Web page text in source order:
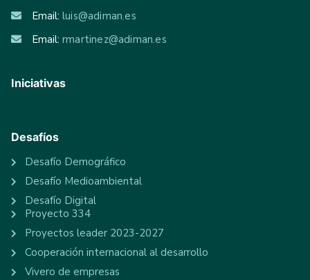
Email: luis@adiman.es
Email: rmartinez@adiman.es
Iniciativas
Desafíos
Desafío Demográfico
Desafío Medioambiental
Desafío Digital
Proyecto 334
Proyectos leader 2023-2027
Cooperación internacional al desarrollo
Vivero de empresas